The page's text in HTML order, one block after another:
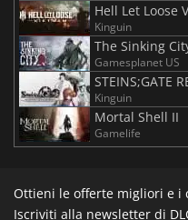
Hell Let Loose
Kinguin
The Sinking
Gamesplanet US
STEINS;GATE
Kinguin
Mortal Shell II
Gamelife
Ottieni le offerte migliori e i
Iscriviti alla newsletter di